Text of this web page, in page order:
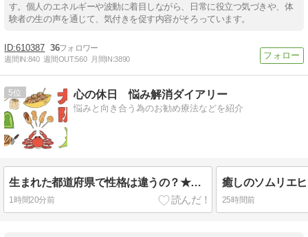
す。個人のエネルギーや波動に着目しながら、日常に役立つ気づきや、体
験者の生の声を通じて、気付きを促す内容がそろっています。
610387 36
週間IN:840 週間OUT:560 月間IN:3890
5 心の休日 悩み解消ダイアリー
悩みと向き合う為のお勧め療法などを紹介
生まれた都道府県で性格は違うの？★どうやらあるみたいです
1時間20分前 25時間前